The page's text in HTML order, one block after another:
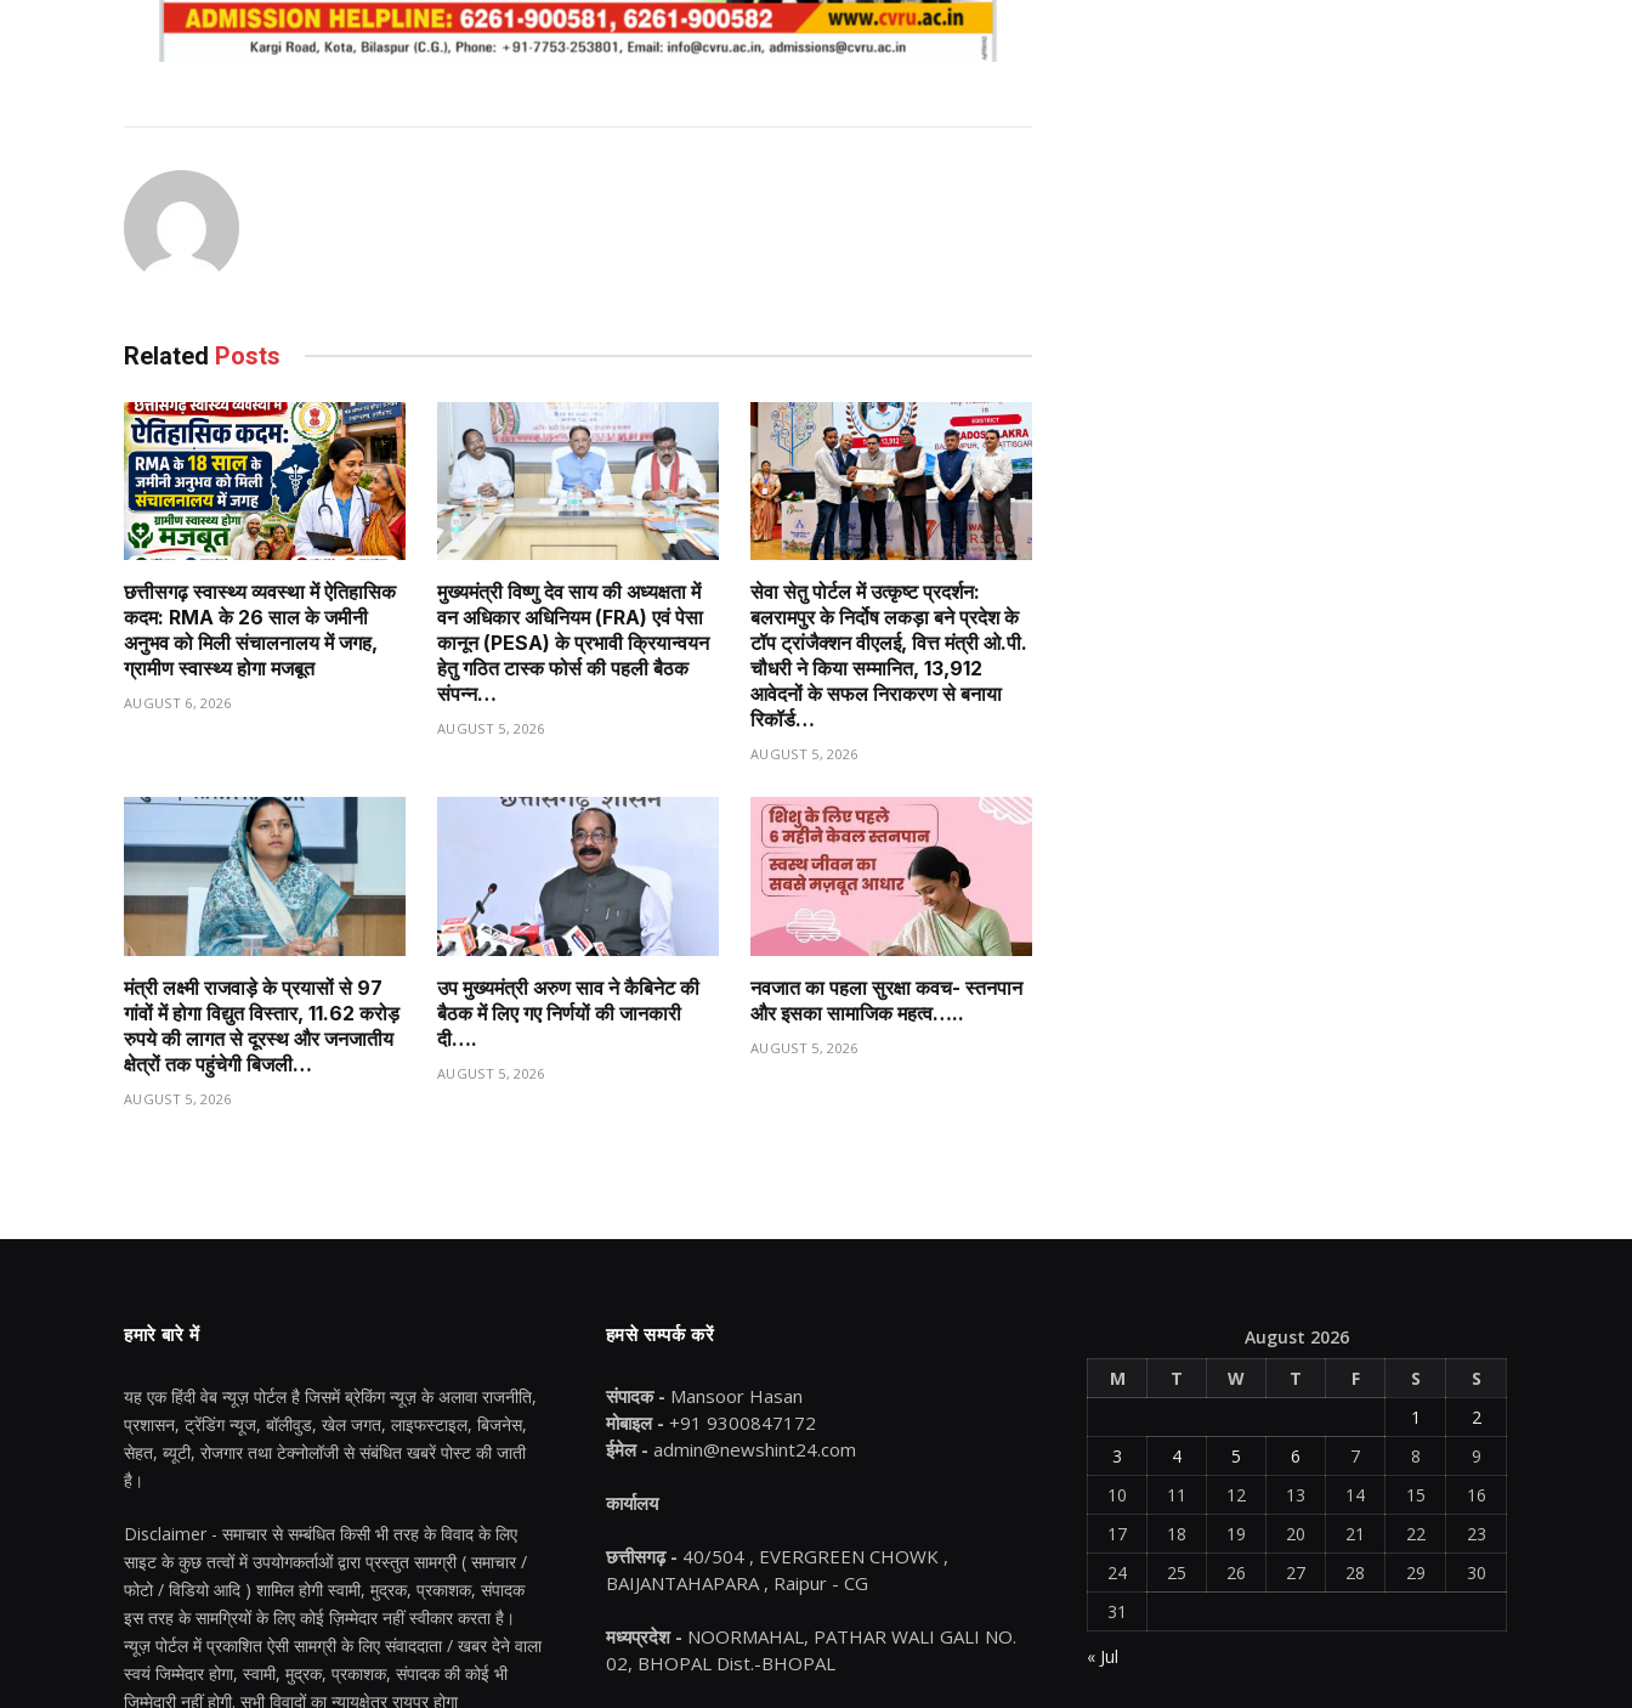
Reading
Related Posts
छत्तीसगढ़ स्वास्थ्य व्यवस्था में ऐतिहासिक
कदम: RMA के 26 साल के जमीनी
अनुभव को मिली संचालनालय में जगह,
ग्रामीण स्वास्थ्य होगा मजबूत
AUGUST 6, 2026
मुख्यमंत्री विष्णु देव साय की अध्यक्षता में
वन अधिकार अधिनियम (FRA) एवं पेसा
कानून (PESA) के प्रभावी क्रियान्वयन
हेतु गठित टास्क फोर्स की पहली बैठक
संपन्न…
AUGUST 5, 2026
सेवा सेतु पोर्टल में उत्कृष्ट प्रदर्शन:
बलरामपुर के निर्दोष लकड़ा बने प्रदेश के
टॉप ट्रांजैक्शन वीएलई, वित्त मंत्री ओ.पी.
चौधरी ने किया सम्मानित, 13,912
आवेदनों के सफल निराकरण से बनाया
रिकॉर्ड…
AUGUST 5, 2026
मंत्री लक्ष्मी राजवाड़े के प्रयासों से 97
गांवों में होगा विद्युत विस्तार, 11.62 करोड़
रुपये की लागत से दूरस्थ और जनजातीय
क्षेत्रों तक पहुंचेगी बिजली…
AUGUST 5, 2026
उप मुख्यमंत्री अरुण साव ने कैबिनेट की
बैठक में लिए गए निर्णयों की जानकारी
दी….
AUGUST 5, 2026
नवजात का पहला सुरक्षा कवच- स्तनपान
और इसका सामाजिक महत्व…..
AUGUST 5, 2026
हमारे बारे में
यह एक हिंदी वेब न्यूज़ पोर्टल है जिसमें ब्रेकिंग न्यूज़ के अलावा राजनीति,
प्रशासन, ट्रेंडिंग न्यूज, बॉलीवुड, खेल जगत, लाइफस्टाइल, बिजनेस,
सेहत, ब्यूटी, रोजगार तथा टेक्नोलॉजी से संबंधित खबरें पोस्ट की जाती
है।
Disclaimer - समाचार से सम्बंधित किसी भी तरह के विवाद के लिए
साइट के कुछ तत्वों में उपयोगकर्ताओं द्वारा प्रस्तुत सामग्री ( समाचार /
फोटो / विडियो आदि ) शामिल होगी स्वामी, मुद्रक, प्रकाशक, संपादक
इस तरह के सामग्रियों के लिए कोई ज़िम्मेदार नहीं स्वीकार करता है।
न्यूज़ पोर्टल में प्रकाशित ऐसी सामग्री के लिए संवाददाता / खबर देने वाला
स्वयं जिम्मेदार होगा, स्वामी, मुद्रक, प्रकाशक, संपादक की कोई भी
जिम्मेदारी नहीं होगी. सभी विवादों का न्यायक्षेत्र रायपुर होगा
हमसे सम्पर्क करें
संपादक - Mansoor Hasan
मोबाइल - +91 9300847172
ईमेल - admin@newshint24.com
कार्यालय
छत्तीसगढ़ - 40/504 , EVERGREEN CHOWK ,
BAIJANTAHAPARA , Raipur - CG
मध्यप्रदेश - NOORMAHAL, PATHAR WALI GALI NO.
02, BHOPAL Dist.-BHOPAL
August 2026
M
T W T F S
S
1
2
3
4 5 6 7 8
9
10
11 12 13 14 15
16
17
18 19 20 21 22
23
24
25 26 27 28 29
30
31
« Jul